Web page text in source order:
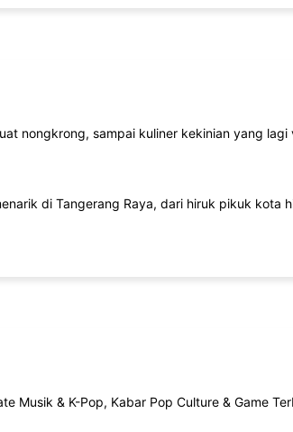
nongkrong, sampai kuliner kekinian yang lagi
di Tangerang Raya, dari hiruk pikuk kota
Musik & K-Pop, Kabar Pop Culture & Game